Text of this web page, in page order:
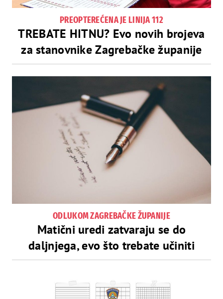
PREOPTEREĆENA JE LINIJA 112
TREBATE HITNU? Evo novih brojeva
za stanovnike Zagrebačke županije
ODLUKOM ZAGREBAČKE ŽUPANIJE
Matični uredi zatvaraju se do
daljnjega, evo što trebate učiniti